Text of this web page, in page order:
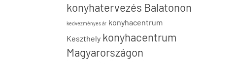
konyhatervezés Balatonon
kedvezményes ár konyhacentrum
Keszthely konyhacentrum
Magyarországon